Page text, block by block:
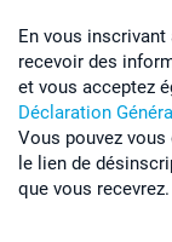
En vous inscrivant
recevoir des
et vous acceptez
Déclaration
Vous pouvez
le lien de
que vous recevrez.